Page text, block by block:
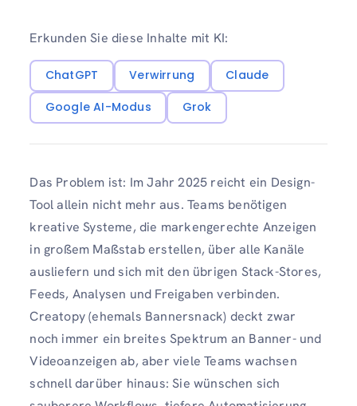
Erkunden Sie diese Inhalte mit KI:
ChatGPT Verwirrung
Claude
Google AI-Modus
Grok
Das Problem ist: Im Jahr 2025 reicht ein Design-
Tool allein nicht mehr aus. Teams benötigen
kreative Systeme, die markengerechte Anzeigen
in großem Maßstab erstellen, über alle Kanäle
ausliefern und sich mit den übrigen Stack-Stores,
Feeds, Analysen und Freigaben verbinden.
Creatopy (ehemals Bannersnack) deckt zwar
noch immer ein breites Spektrum an Banner- und
Videoanzeigen ab, aber viele Teams wachsen
schnell darüber hinaus: Sie wünschen sich